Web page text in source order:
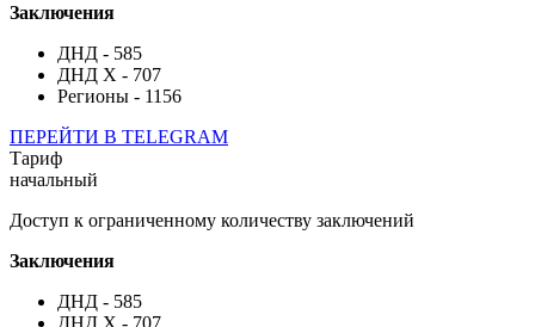
Заключения
ДНД - 585
ДНД Х - 707
Регионы - 1156
ПЕРЕЙТИ В TELEGRAM
Тариф
начальный
Доступ к ограниченному количеству заключений
Заключения
ДНД - 585
ДНД Х - 707